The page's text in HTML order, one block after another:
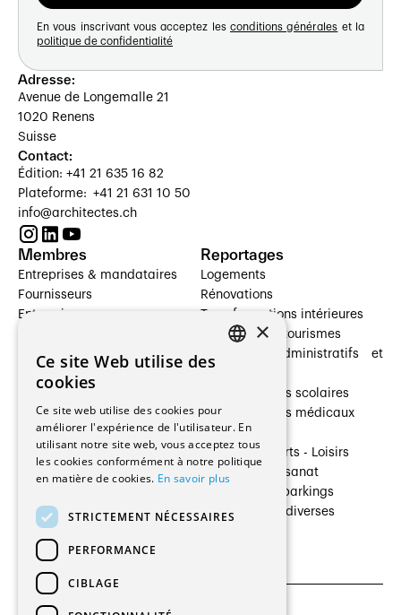
En vous inscrivant vous acceptez les conditions générales et la
politique de confidentialité
Adresse:
Avenue de Longemalle 21
1020 Renens
Suisse
Contact:
Édition: +41 21 635 16 82
Plateforme: +41 21 631 10 50
info@architectes.ch
Membres
Entreprises & mandataires
Fournisseurs
Entreprises
Architectes paysagistes
Architectes d'intérieur
Entreprises générales
Ingénieurs et mandataires
Fabricants / Fournisseurs
Régies immobilières
Gestion PPE
Reportages
Logements
Rénovations
Transformations intérieures
Hôtelleries et tourismes
Bâtiments administratifs et
Établissements scolaires
Établissements médicaux
Villas
Cultures - Sports - Loisirs
Industrie - Artisanat
Transports et parkings
Constructions diverses
×
Ce site Web utilise des
cookies
Ce site web utilise des cookies pour
améliorer l'expérience de l'utilisateur. En
utilisant notre site web, vous acceptez tous
les cookies conformément à notre politique
en matière de cookies. En savoir plus
STRICTEMENT NÉCESSAIRES
PERFORMANCE
CIBLAGE